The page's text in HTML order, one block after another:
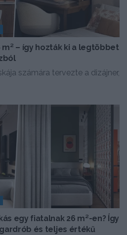
m² – így hozták ki a legtöbbet
számára tervezte a dizájner,
egy fiatalnak 26 m²-en? Így
és teljes értékű